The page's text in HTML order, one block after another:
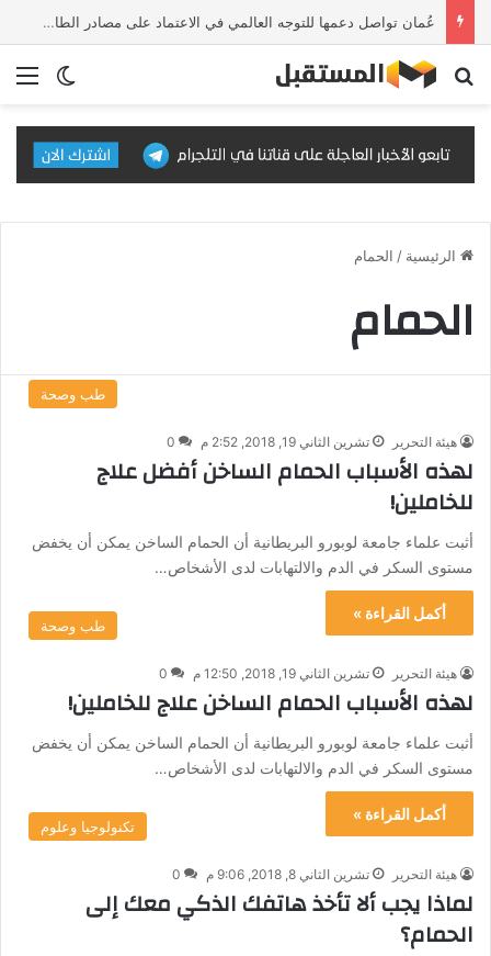
عُمان تواصل دعمها للتوجه العالمي في الاعتماد على مصادر الطاقة النظيفة والمتجددة
الوضع بحث عن
الرئيسية / الحمام
الحمام
طب وصحة
هيئة التحرير تشرين الثاني 19, 2018, 2:52 م 0
لهذه الأسباب الحمام الساخن أفضل علاج
للخاملين!
أثبت علماء جامعة لوبورو البريطانية أن الحمام الساخن يمكن أن يخفض
مستوى السكر في الدم والالتهابات لدى الأشخاص…
أكمل القراءة »
طب وصحة
هيئة التحرير تشرين الثاني 19, 2018, 12:50 م 0
لهذه الأسباب الحمام الساخن علاج للخاملين!
أثبت علماء جامعة لوبورو البريطانية أن الحمام الساخن يمكن أن يخفض
مستوى السكر في الدم والالتهابات لدى الأشخاص…
أكمل القراءة »
تكنولوجيا وعلوم
هيئة التحرير تشرين الثاني 8, 2018, 9:06 م 0
لماذا يجب ألا تأخذ هاتفك الذكي معك إلى
الحمام؟